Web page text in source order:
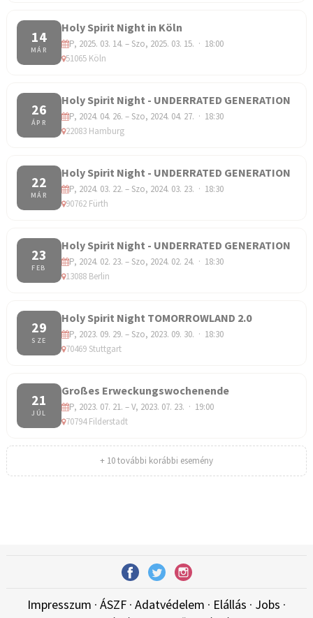
14
MÁR
Holy Spirit Night in Köln
P, 2025. 03. 14. – Szo, 2025. 03. 15. · 18:00
51065 Köln
26
ÁPR
Holy Spirit Night - UNDERRATED GENERATION
P, 2024. 04. 26. – Szo, 2024. 04. 27. · 18:30
22083 Hamburg
22
MÁR
Holy Spirit Night - UNDERRATED GENERATION
P, 2024. 03. 22. – Szo, 2024. 03. 23. · 18:30
90762 Fürth
23
FEB
Holy Spirit Night - UNDERRATED GENERATION
P, 2024. 02. 23. – Szo, 2024. 02. 24. · 18:30
13088 Berlin
29
SZE
Holy Spirit Night TOMORROWLAND 2.0
P, 2023. 09. 29. – Szo, 2023. 09. 30. · 18:30
70469 Stuttgart
21
JÚL
Großes Erweckungswochenende
P, 2023. 07. 21. – V, 2023. 07. 23. · 19:00
70794 Filderstadt
+ 10 további korábbi esemény
Impresszum · ÁSZF · Adatvédelem · Elállás · Jobs ·